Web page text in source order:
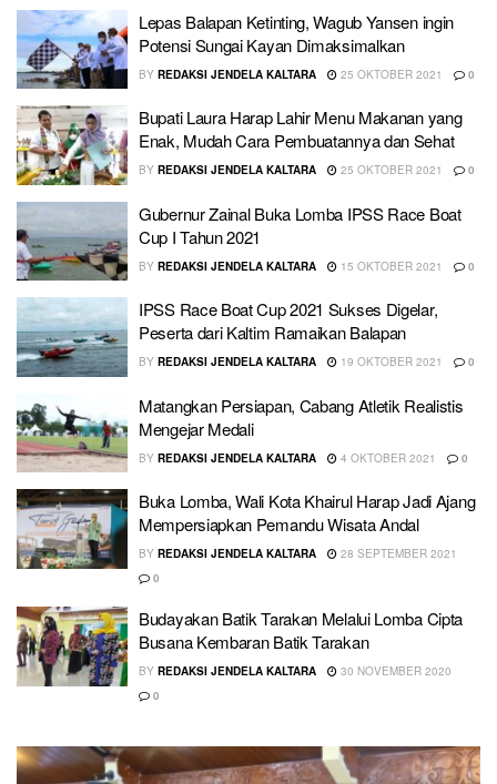
Lepas Balapan Ketinting, Wagub Yansen ingin
Potensi Sungai Kayan Dimaksimalkan
BY REDAKSI JENDELA KALTARA 25 OKTOBER 2021 0
Bupati Laura Harap Lahir Menu Makanan yang
Enak, Mudah Cara Pembuatannya dan Sehat
BY REDAKSI JENDELA KALTARA 25 OKTOBER 2021 0
Gubernur Zainal Buka Lomba IPSS Race Boat
Cup I Tahun 2021
BY REDAKSI JENDELA KALTARA 15 OKTOBER 2021 0
IPSS Race Boat Cup 2021 Sukses Digelar,
Peserta dari Kaltim Ramaikan Balapan
BY REDAKSI JENDELA KALTARA 19 OKTOBER 2021 0
Matangkan Persiapan, Cabang Atletik Realistis
Mengejar Medali
BY REDAKSI JENDELA KALTARA 4 OKTOBER 2021 0
Buka Lomba, Wali Kota Khairul Harap Jadi Ajang
Mempersiapkan Pemandu Wisata Andal
BY REDAKSI JENDELA KALTARA
28 SEPTEMBER 2021
0
Budayakan Batik Tarakan Melalui Lomba Cipta
Busana Kembaran Batik Tarakan
BY REDAKSI JENDELA KALTARA
30 NOVEMBER 2020
0